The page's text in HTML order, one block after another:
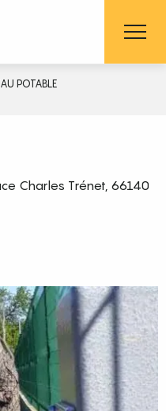
POTABLE
Charles Trénet, 66140